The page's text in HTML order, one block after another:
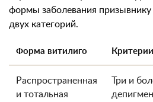
формы заболевания
двух категорий.
Форма витилиго Критерии
Распространенная
и тотальная
Три и